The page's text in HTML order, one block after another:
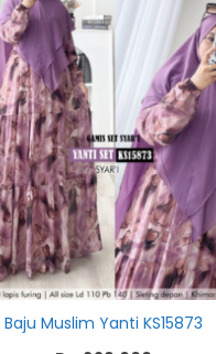
Baju Muslim Yanti KS15873